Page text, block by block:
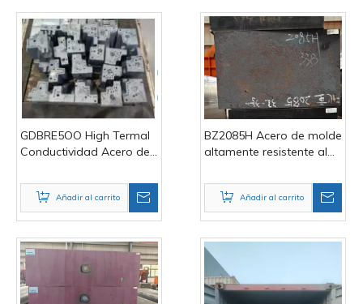
GDBRE5OO High Termal
Conductividad Acero de
Añadir al carrito
BZ2085H Acero de molde
altamente resistente al
Añadir al carrito